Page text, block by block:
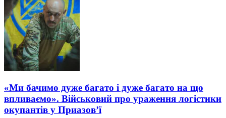
«Ми бачимо дуже багато і дуже багато на що
впливаємо». Військовий про ураження логістики
окупантів у Приазов’ї